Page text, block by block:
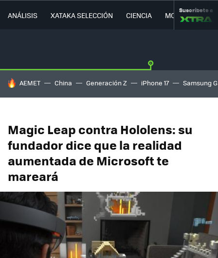
ANÁLISIS XATAKA SELECCIÓN CIENCIA MOVILIDAD
Suscríbete a
HOY SE HABLA DE
AEMET China Generación Z iPhone 17 Samsung
Magic Leap contra Hololens: su
fundador dice que la realidad
aumentada de Microsoft te
mareará